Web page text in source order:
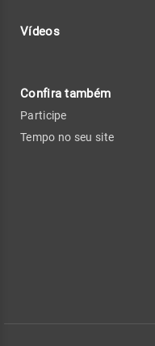
Vídeos
Confira também
Participe
Tempo no seu site